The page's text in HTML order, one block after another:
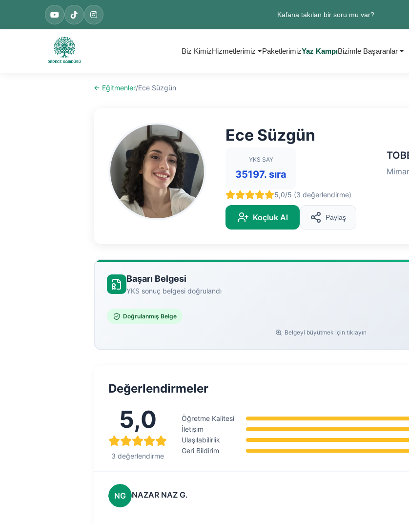
Kafana takılan bir soru mu var?
Biz KimizHizmetlerimiz PaketlerimizYaz KampıBizimle Başaranlar
← Eğitmenler/Ece Süzgün
Ece Süzgün
YKS SAY
35197. sıra
5,0/5 (3 değerlendirme)
Koçluk Al Paylaş
Başarı Belgesi
YKS sonuç belgesi doğrulandı
Doğrulanmış Belge
Belgeyi büyütmek için tıklayın
Değerlendirmeler
5,0
3 değerlendirme
Öğretme Kalitesi
İletişim
Ulaşılabilirlik
Geri Bildirim
NG NAZAR NAZ G.